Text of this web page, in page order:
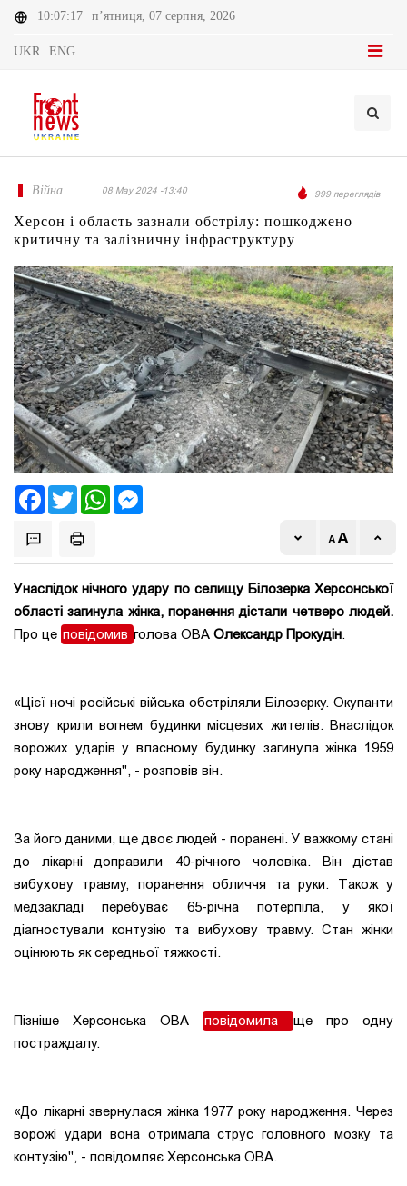
10:07:17 п’ятниця, 07 серпня, 2026
UKR ENG
Війна 08 May 2024 -13:40 999 переглядів
Херсон і область зазнали обстрілу: пошкоджено
критичну та залізничну інфраструктуру
FacebookTwitter WhatsApp
Унаслідок нічного удару по селищу Білозерка Херсонської
області загинула жінка, поранення дістали четверо людей.
Про це повідомив голова ОВА Олександр Прокудін.
«Цієї ночі російські війська обстріляли Білозерку. Окупанти
знову крили вогнем будинки місцевих жителів. Внаслідок
ворожих ударів у власному будинку загинула жінка 1959
року народження", - розповів він.
За його даними, ще двоє людей - поранені. У важкому стані
до лікарні доправили 40-річного чоловіка. Він дістав
вибухову травму, поранення обличчя та руки. Також у
медзакладі перебуває 65-річна потерпіла, у якої
діагностували контузію та вибухову травму. Стан жінки
оцінюють як середньої тяжкості.
Пізніше Херсонська ОВА повідомила
ще про одну
постраждалу.
«До лікарні звернулася жінка 1977 року народження. Через
ворожі удари вона отримала струс головного мозку та
контузію", - повідомляє Херсонська ОВА.